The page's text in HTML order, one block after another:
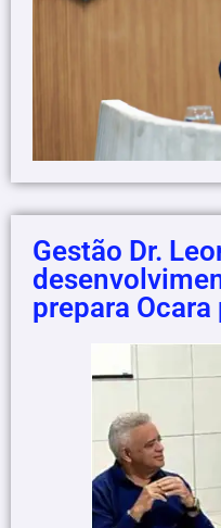
Gestão Dr.
prepara